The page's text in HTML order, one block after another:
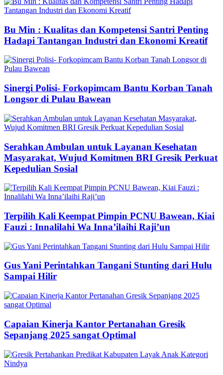
Bu Min : Kualitas dan Kompetensi Santri Penting
Hadapi Tantangan Industri dan Ekonomi Kreatif
Sinergi Polisi- Forkopimcam Bantu Korban Tanah
Longsor di Pulau Bawean
Serahkan Ambulan untuk Layanan Kesehatan
Masyarakat, Wujud Komitmen BRI Gresik Perkuat
Kepedulian Sosial
Terpilih Kali Keempat Pimpin PCNU Bawean, Kiai
Fauzi : Innalilahi Wa Inna’ilaihi Raji’un
Gus Yani Perintahkan Tangani Stunting dari Hulu
Sampai Hilir
Capaian Kinerja Kantor Pertanahan Gresik
Sepanjang 2025 sangat Optimal